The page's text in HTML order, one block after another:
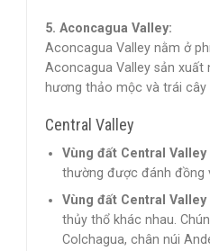
5. Aconcagua Valley:
Aconcagua Valley nằm ở
Aconcagua Valley sản xuất
hương thảo mộc và trái cây
Central Valley
Vùng đất Central Valley
thường được đánh đồng
Vùng đất Central Valley
thủy thổ khác nhau.
Colchagua, chân núi